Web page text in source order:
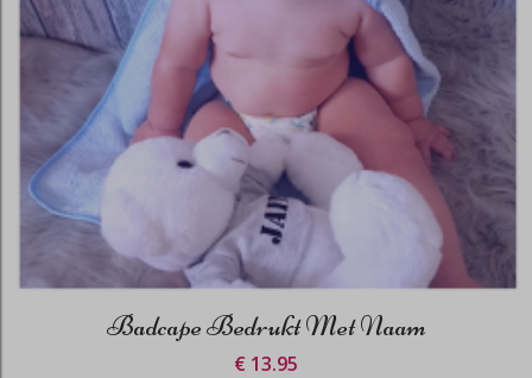
Badcape Bedrukt Met Naam
€ 13.95